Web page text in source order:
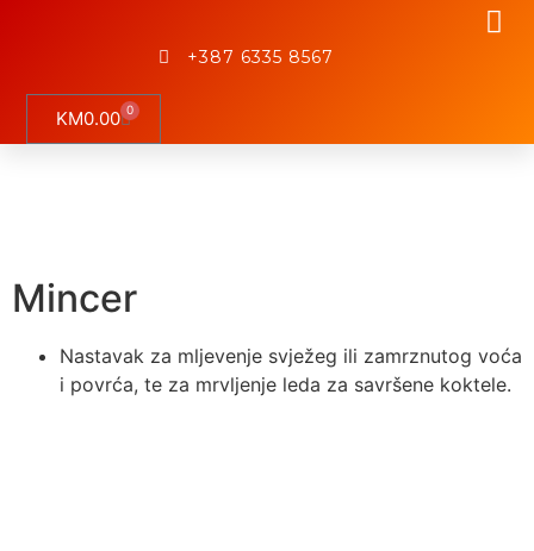
+387 6335 8567
KM0.00 0
Mincer
Nastavak za mljevenje svježeg ili zamrznutog voća
i povrća, te za mrvljenje leda za savršene koktele.